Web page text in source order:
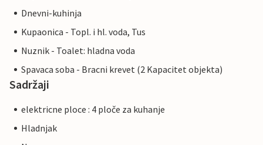
Dnevni-kuhinja
Kupaonica - Topl. i hl. voda, Tus
Nuznik - Toalet: hladna voda
Spavaca soba - Bracni krevet (2 Kapacitet objekta)
Sadržaji
elektricne ploce : 4 ploče za kuhanje
Hladnjak